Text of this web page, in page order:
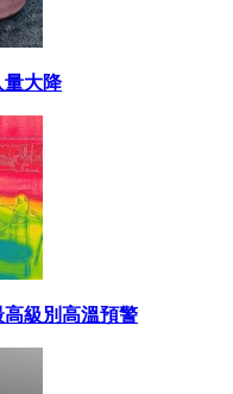
量大降
級別高溫預警